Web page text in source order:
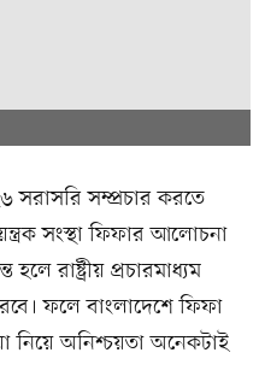
সরাসরি সম্প্রচার করতে
সংস্থা ফিফার আলোচনা
হলে রাষ্ট্রীয় প্রচারমাধ্যম
ফলে বাংলাদেশে ফিফা
নিয়ে অনিশ্চয়তা অনেকটাই